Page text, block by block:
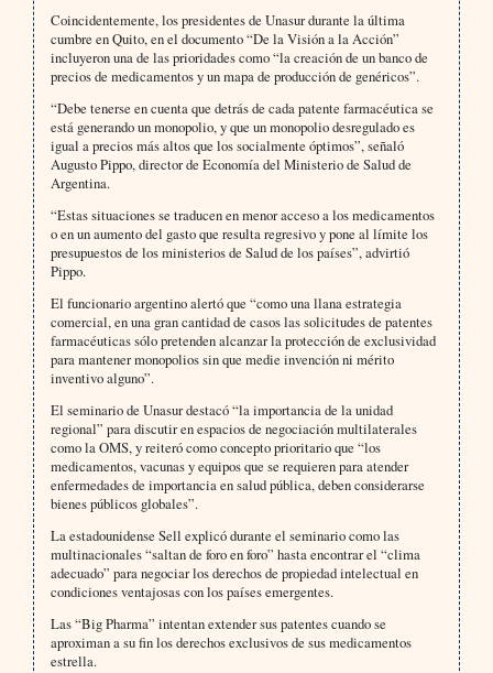
Coincidentemente, los presidentes de Unasur durante la última
cumbre en Quito, en el documento “De la Visión a la Acción”
incluyeron una de las prioridades como “la creación de un banco de
precios de medicamentos y un mapa de producción de genéricos”.
“Debe tenerse en cuenta que detrás de cada patente farmacéutica se
está generando un monopolio, y que un monopolio desregulado es
igual a precios más altos que los socialmente óptimos”, señaló
Augusto Pippo, director de Economía del Ministerio de Salud de
Argentina.
“Estas situaciones se traducen en menor acceso a los medicamentos
o en un aumento del gasto que resulta regresivo y pone al límite los
presupuestos de los ministerios de Salud de los países”, advirtió
Pippo.
El funcionario argentino alertó que “como una llana estrategia
comercial, en una gran cantidad de casos las solicitudes de patentes
farmacéuticas sólo pretenden alcanzar la protección de exclusividad
para mantener monopolios sin que medie invención ni mérito
inventivo alguno”.
El seminario de Unasur destacó “la importancia de la unidad
regional” para discutir en espacios de negociación multilaterales
como la OMS, y reiteró como concepto prioritario que “los
medicamentos, vacunas y equipos que se requieren para atender
enfermedades de importancia en salud pública, deben considerarse
bienes públicos globales”.
La estadounidense Sell explicó durante el seminario como las
multinacionales “saltan de foro en foro” hasta encontrar el “clima
adecuado” para negociar los derechos de propiedad intelectual en
condiciones ventajosas con los países emergentes.
Las “Big Pharma” intentan extender sus patentes cuando se
aproximan a su fin los derechos exclusivos de sus medicamentos
estrella.